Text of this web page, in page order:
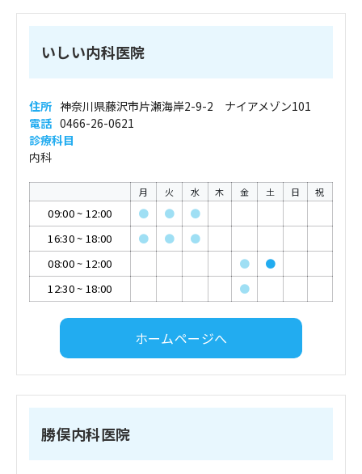
いしい内科医院
住所 神奈川県藤沢市片瀬海岸2-9-2 ナイアメゾン101
電話 0466-26-0621
診療科目
内科
月 火 水 木 金 土 日 祝
09:00~ 12:00 ● ●
●
16:30~ 18:00 ● ●
●
08:00~ 12:00 ●
●
12:30~ 18:00 ●
ホームページへ
勝俣内科医院